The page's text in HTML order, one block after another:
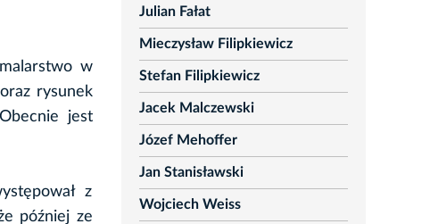
w
rysunek
jest
z
później ze
Julian Fałat
Mieczysław Filipkiewicz
Stefan Filipkiewicz
Jacek Malczewski
Józef Mehoffer
Jan Stanisławski
Wojciech Weiss